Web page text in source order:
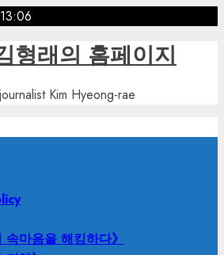
형래의 홈페이지
Kim Hyeong-rae
속마음을 해킹하다》